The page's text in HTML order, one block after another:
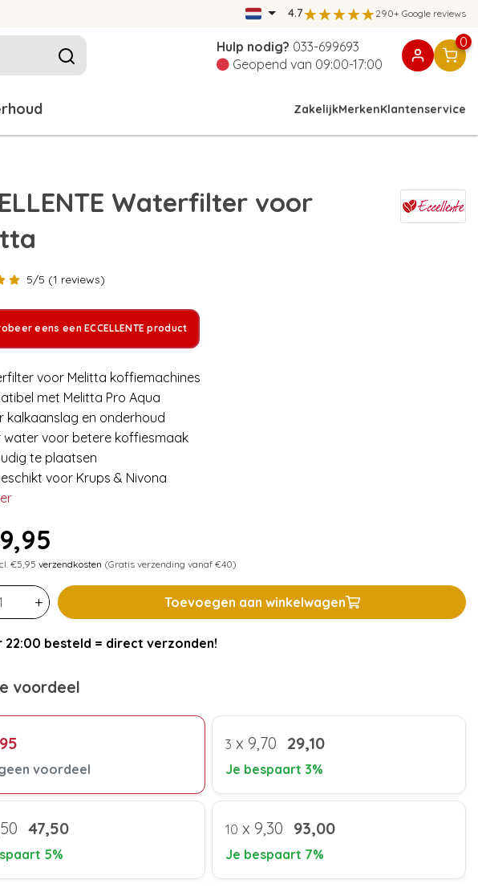
4.7 290+ Google reviews
Hulp nodig? 033-699693
Geopend van 09:00-17:00
0
ZakelijkMerkenKlantenservice
Waterfilter voor
5/5 (1 reviews)
eens een ECCELLENTE product
voor Melitta koffiemachines
met Melitta Pro Aqua
kalkaanslag en onderhoud
water voor betere koffiesmaak
te plaatsen
voor Krups & Nivona
9,95
€5,95 verzendkosten (Gratis verzending vanaf €40)
+ Toevoegen aan winkelwagen
22:00 besteld = direct verzonden!
voordeel
voordeel
3 x 9,70 29,10
Je bespaart 3%
47,50
5%
10 x 9,30 93,00
Je bespaart 7%